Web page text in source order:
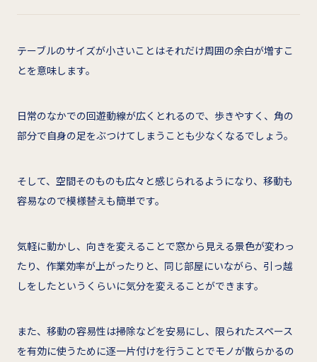
テーブルのサイズが小さいことはそれだけ周囲の余白が増すこ
とを意味します。
日常のなかでの回遊動線が広くとれるので、歩きやすく、角の
部分で自身の足をぶつけてしまうことも少なくなるでしょう。
そして、空間そのものも広々と感じられるようになり、移動も
容易なので模様替えも簡単です。
気軽に動かし、向きを変えることで窓から見える景色が変わっ
たり、作業効率が上がったりと、同じ部屋にいながら、引っ越
しをしたというくらいに気分を変えることができます。
また、移動の容易性は掃除などを安易にし、限られたスペース
を有効に使うために逐一片付けを行うことでモノが散らかるの